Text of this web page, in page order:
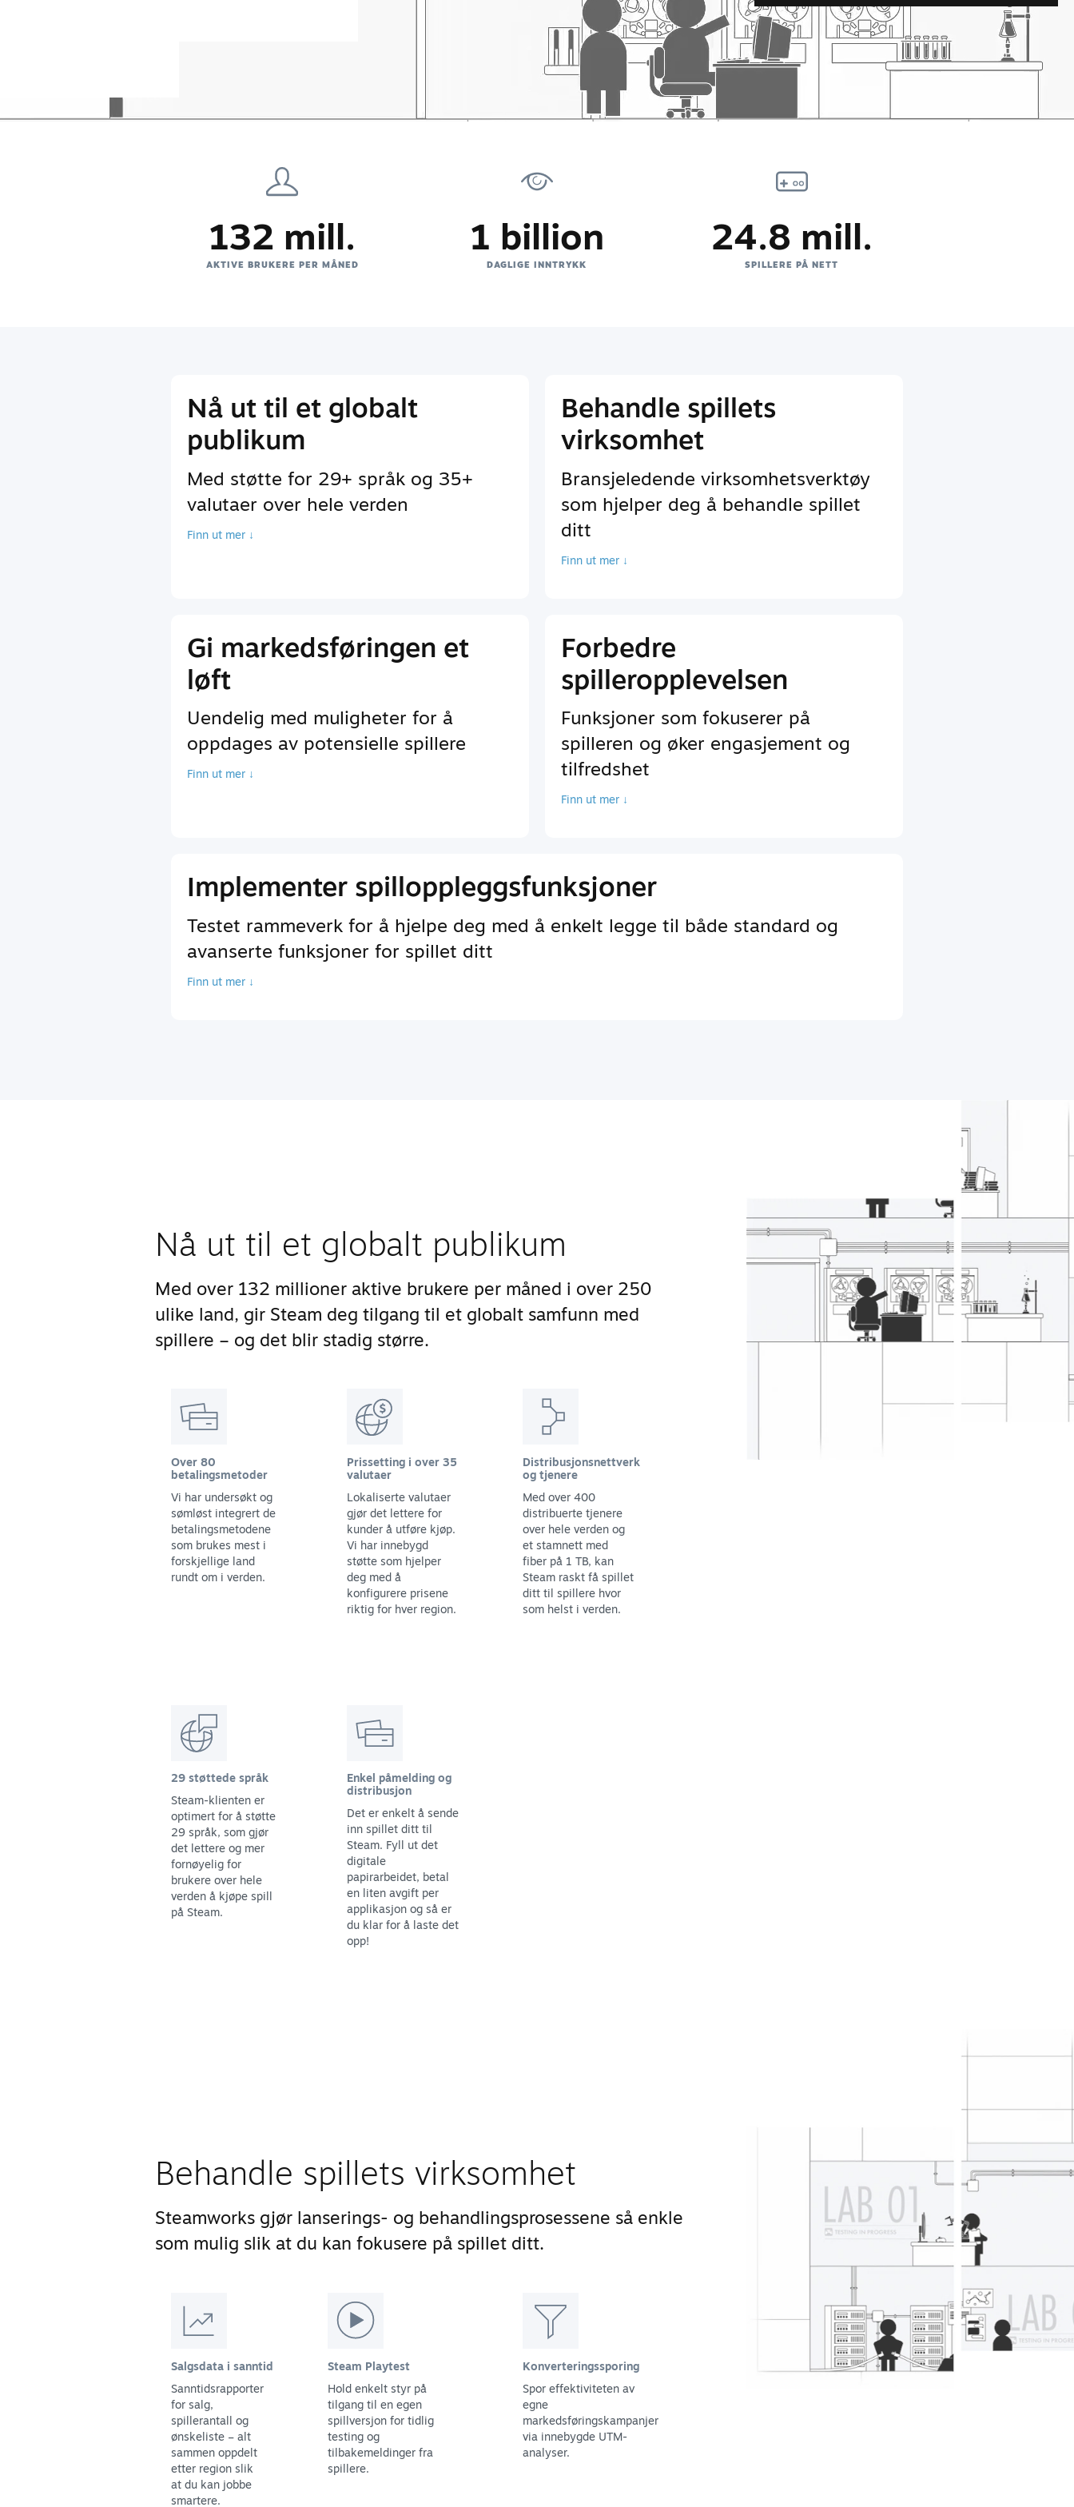
132 mill.
AKTIVE BRUKERE PER MÅNED
1 billion
DAGLIGE INNTRYKK
24.8 mill.
SPILLERE PÅ NETT
Nå ut til et globalt
publikum
Med støtte for 29+ språk og 35+
valutaer over hele verden
Finn ut mer ↓
Behandle spillets
virksomhet
Bransjeledende virksomhetsverktøy
som hjelper deg å behandle spillet
ditt
Finn ut mer ↓
Gi markedsføringen et
løft
Uendelig med muligheter for å
oppdages av potensielle spillere
Finn ut mer ↓
Forbedre
spilleropplevelsen
Funksjoner som fokuserer på
spilleren og øker engasjement og
tilfredshet
Finn ut mer ↓
Implementer spilloppleggsfunksjoner
Testet rammeverk for å hjelpe deg med å enkelt legge til både standard og
avanserte funksjoner for spillet ditt
Finn ut mer ↓
Nå ut til et globalt publikum
Med over 132 millioner aktive brukere per måned i over 250
ulike land, gir Steam deg tilgang til et globalt samfunn med
spillere – og det blir stadig større.
Over 80
betalingsmetoder
Vi har undersøkt og
sømløst integrert de
betalingsmetodene
som brukes mest i
forskjellige land
rundt om i verden.
Prissetting i over 35
valutaer
Lokaliserte valutaer
gjør det lettere for
kunder å utføre kjøp.
Vi har innebygd
støtte som hjelper
deg med å
konfigurere prisene
riktig for hver region.
Distribusjonsnettverk
og tjenere
Med over 400
distribuerte tjenere
over hele verden og
et stamnett med
fiber på 1 TB, kan
Steam raskt få spillet
ditt til spillere hvor
som helst i verden.
29 støttede språk
Steam-klienten er
optimert for å støtte
29 språk, som gjør
det lettere og mer
fornøyelig for
brukere over hele
verden å kjøpe spill
på Steam.
Enkel påmelding og
distribusjon
Det er enkelt å sende
inn spillet ditt til
Steam. Fyll ut det
digitale
papirarbeidet, betal
en liten avgift per
applikasjon og så er
du klar for å laste det
opp!
Behandle spillets virksomhet
Steamworks gjør lanserings- og behandlingsprosessene så enkle
som mulig slik at du kan fokusere på spillet ditt.
Salgsdata i sanntid
Sanntidsrapporter
for salg,
spillerantall og
ønskeliste – alt
sammen oppdelt
etter region slik
at du kan jobbe
smartere.
Steam Playtest
Hold enkelt styr på
tilgang til en egen
spillversjon for tidlig
testing og
tilbakemeldinger fra
spillere.
Konverteringssporing
Spor effektiviteten av
egne
markedsføringskampanjer
via innebygde UTM-
analyser.